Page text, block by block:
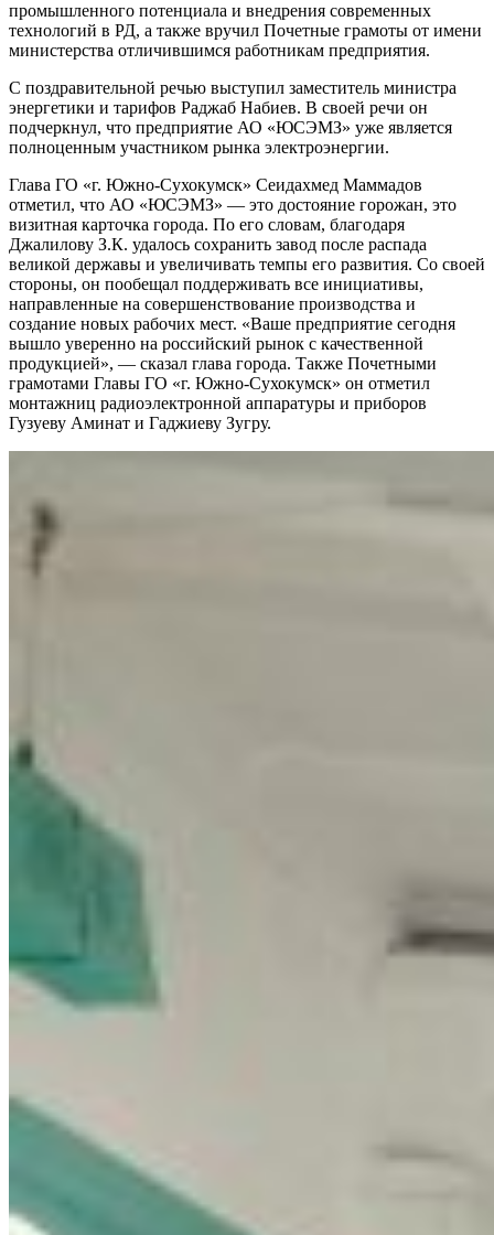
промышленного потенциала и внедрения современных
технологий в РД, а также вручил Почетные грамоты от имени
министерства отличившимся работникам предприятия.
С поздравительной речью выступил заместитель министра
энергетики и тарифов Раджаб Набиев. В своей речи он
подчеркнул, что предприятие АО «ЮСЭМЗ» уже является
полноценным участником рынка электроэнергии.
Глава ГО «г. Южно-Сухокумск» Сеидахмед Маммадов
отметил, что АО «ЮСЭМЗ» — это достояние горожан, это
визитная карточка города. По его словам, благодаря
Джалилову З.К. удалось сохранить завод после распада
великой державы и увеличивать темпы его развития. Со своей
стороны, он пообещал поддерживать все инициативы,
направленные на совершенствование производства и
создание новых рабочих мест. «Ваше предприятие сегодня
вышло уверенно на российский рынок с качественной
продукцией», — сказал глава города. Также Почетными
грамотами Главы ГО «г. Южно-Сухокумск» он отметил
монтажниц радиоэлектронной аппаратуры и приборов
Гузуеву Аминат и Гаджиеву Зугру.